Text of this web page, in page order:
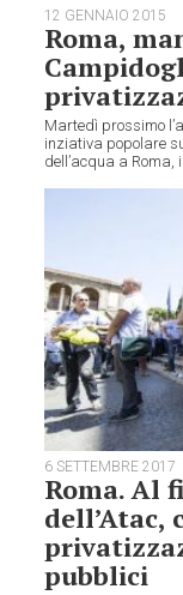
12 GENNAIO 2015
Roma,
Martedì prossimo
inziativa popolare
dell’acqua a Roma,
6 SETTEMBRE 2017
Roma. Al
dell’Atac,
pubblici